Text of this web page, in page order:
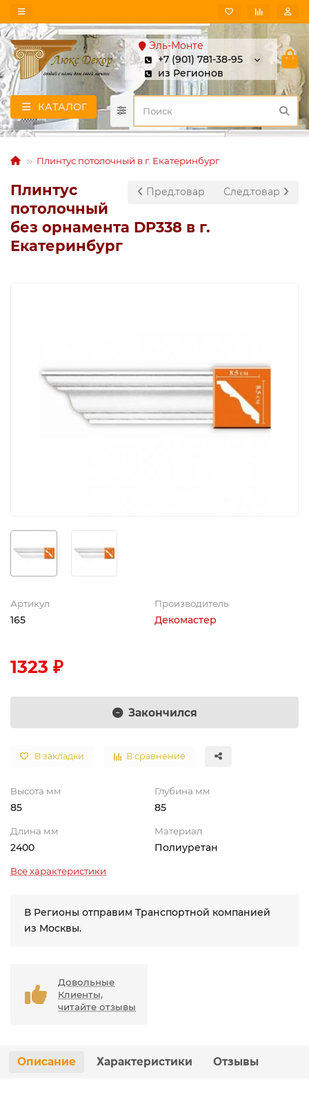
Эль-Монте
+7 (901) 781-38-95
из Регионов
КАТАЛОГ
Плинтус потолочный в г. Екатеринбург
Пред.товар След.товар
Плинтус
потолочный
без орнамента DP338 в г.
Екатеринбург
Артикул
165
Производитель
Декомастер
1323 ₽
Закончился
В закладки В сравнение
Высота мм
85
Глубина мм
85
Длина мм
2400
Материал
Полиуретан
Все характеристики
В Регионы отправим Транспортной компанией
из Москвы.
Довольные
Клиенты,
читайте отзывы
Описание Характеристики Отзывы